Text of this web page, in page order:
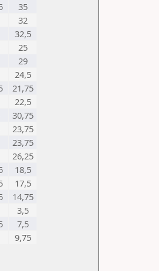
35
32
32,5
25
29
24,5
21,75
22,5
30,75
23,75
23,75
26,25
18,5
17,5
14,75
3,5
7,5
9,75